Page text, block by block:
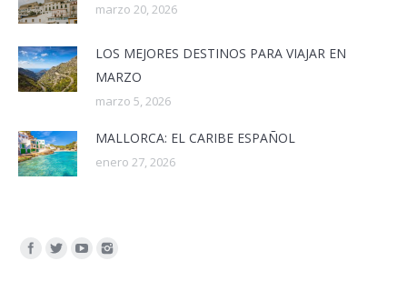
marzo 20, 2026
LOS MEJORES DESTINOS PARA VIAJAR EN
MARZO
marzo 5, 2026
MALLORCA: EL CARIBE ESPAÑOL
enero 27, 2026
Encuéntranos en: